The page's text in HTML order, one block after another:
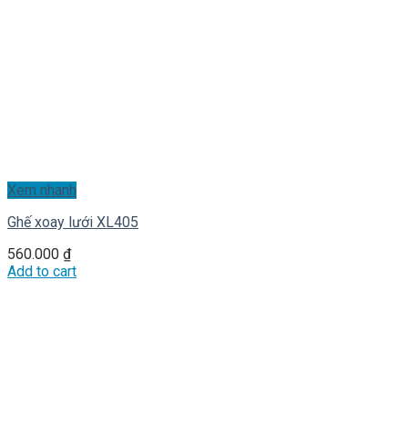
Xem nhanh
Ghế xoay lưới XL405
560.000 ₫
Add to cart